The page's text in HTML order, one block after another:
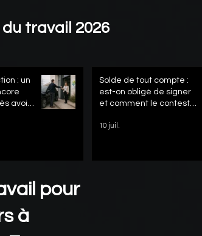
travail 2026
: un
avoir
Solde de tout compte :
est-on obligé de signer
et comment le contester
10 juil.
pour
à